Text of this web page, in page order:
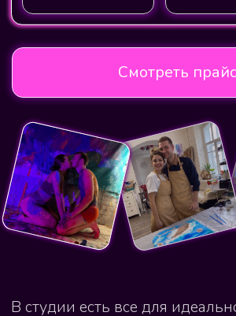
свечи, атмосфера романтики, вы можете
включить свою любимую музыку
и наслаждаться творчеством и друг другом.
то можете принести его с собой или заказать
сразу в студию.
Как проходят
мероприятия в нашей
студии